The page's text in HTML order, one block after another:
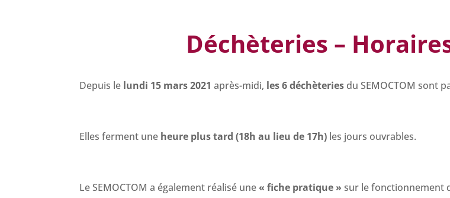
Déchèteries –
Depuis le lundi 15 mars 2021 après-midi, les 6 déchèteries du SEMOCTOM sont
Elles ferment une heure plus tard (18h au lieu de 17h) les jours ouvrables.
Le SEMOCTOM a également réalisé une« fiche pratique » sur le fonctionnement